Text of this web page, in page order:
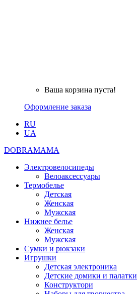
Ваша корзина пуста!
Оформление заказа
RU
UA
DOBRAMAMA
Электровелосипеды
Велоаксессуары
Термобелье
Детская
Женская
Мужская
Нижнее белье
Женская
Мужская
Сумки и рюкзаки
Игрушки
Детская электроника
Детские домики и палатки
Конструктори